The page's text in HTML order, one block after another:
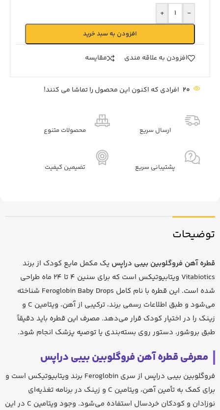
-
+
افزودن به سبد خرید
افزودن به علاقه مندی مقايسه
20 افرادی که اکنون این محصول را تماشا می کنند!
ارسال سریع محصولات متنوع
پشتیبانی سریع تضیمین کیفیت
توضیحات
قطره آهن فروگلوبین بیبی دراپس یک مکمل مایع کودک از برند
Vitabiotics ویتابیوتیکس است که برای سنین 4 تا 24 ماه طراحی
شده است. این قطره با نام کامل Feroglobin Baby Drops شناخته
می‌شود و طبق اطلاعات رسمی برند، ترکیبی از آهن، ویتامین C و
زینک را در اختیار کودک قرار می‌دهد. مصرف این قطره باید دقیقاً
طبق بروشور، دستور روی بسته‌بندی یا توصیه پزشک انجام شود.
معرفی قطره آهن فروگلوبین بیبی دراپس
فروگلوبین بیبی دراپس از سری Feroglobin برند ویتابیوتیکس است و
برای کمک به تأمین آهن، ویتامین C و زینک در برنامه تغذیه‌ای
نوزادان و کودکان خردسال استفاده می‌شود. وجود ویتامین C در این